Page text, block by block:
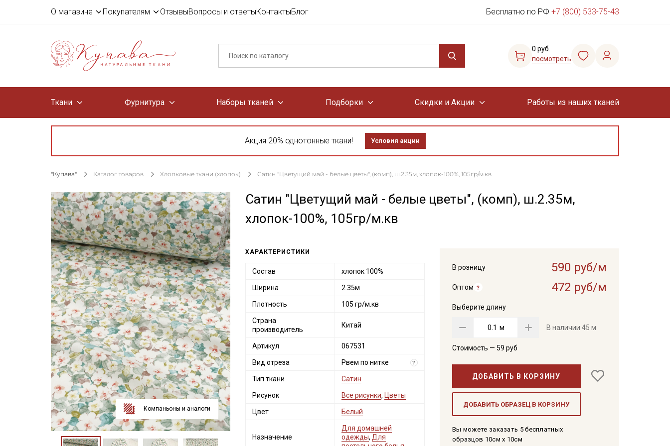
О магазине Покупателям ОтзывыВопросы и ответыКонтактыБлог Бесплатно по РФ +7 (800) 533-75-43
0 руб.
посмотреть
Ткани Фурнитура Наборы тканей Подборки Скидки и Акции Работы из наших тканей
Акция 20% однотонные ткани! Условия акции
"Купава" Каталог товаров Хлопковые ткани (хлопок) Сатин "Цветущий май - белые цветы", (комп), ш.2.35м, хлопок-100%, 105гр/м.кв
Компаньоны и аналоги
Сатин "Цветущий май - белые цветы", (комп), ш.2.35м,
хлопок-100%, 105гр/м.кв
В розницу 590 руб/м
Оптом 472 руб/м
Выберите длину
м В наличии 45 м
Стоимость — 59 руб
ДОБАВИТЬ В КОРЗИНУ
ДОБАВИТЬ ОБРАЗЕЦ В КОРЗИНУ
Вы можете заказать 5 бесплатных
образцов 10см x 10см
ХАРАКТЕРИСТИКИ
Состав хлопок 100%
Ширина 2.35м
Плотность 105 гр/м.кв
Страна
производитель
Китай
Артикул 067531
Вид отреза Рвем по нитке ?
Тип ткани Сатин
Рисунок Все рисунки, Цветы
Цвет Белый
Назначение
Для домашней
одежды, Для